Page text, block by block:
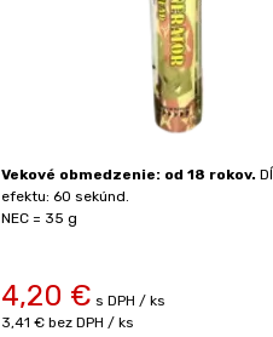
Vekové obmedzenie: od 18 rokov.
efektu: 60 sekúnd.
NEC = 35 g
4,20 € s DPH / ks
3,41 € bez DPH / ks